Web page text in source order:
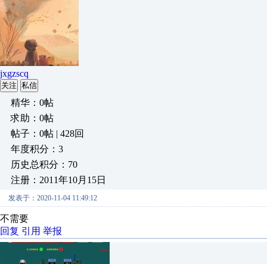
jxgzscq
关注 私信
精华：0帖
求助：0帖
帖子：0帖 | 428回
年度积分：3
历史总积分：70
注册：2011年10月15日
发表于：2020-11-04 11:49:12
不需要
回复 引用 举报